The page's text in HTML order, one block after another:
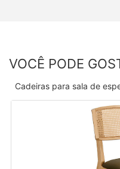
VOCÊ PODE
Cadeiras para sala de